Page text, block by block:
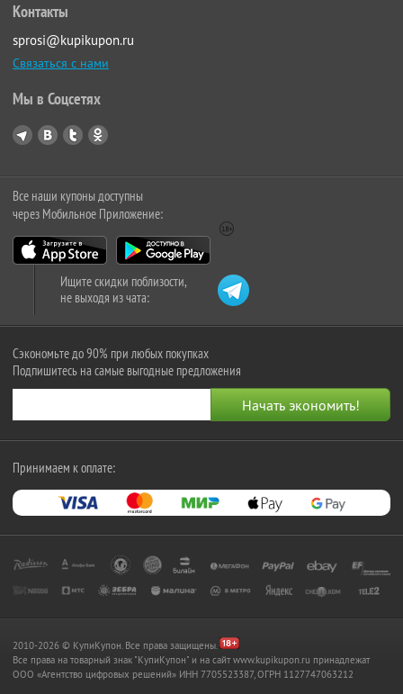
Контакты
sprosi@kupikupon.ru
Связаться с нами
Мы в Соцсетях
Все наши купоны доступны
через Мобильное Приложение:
Ищите скидки поблизости,
не выходя из чата:
Сэкономьте до 90% при любых покупках
Подпишитесь на самые выгодные предложения
Принимаем к оплате:
2010-2026 © КупиКупон. Все права защищены.
Все права на товарный знак "КупиКупон" и на сайт www.kupikupon.ru принадлежат
OOO «Агентство цифровых решений» ИНН 7705523387, ОГРН 1127747063212